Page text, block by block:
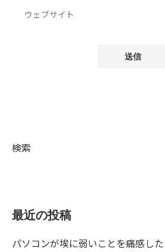
検索
最近の投稿
パソコンが埃に弱いことを痛感した